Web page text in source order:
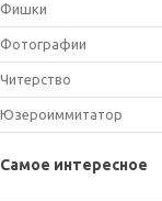
Фишки
Фотографии
Читерство
Юзероиммитатор
Самое интересное